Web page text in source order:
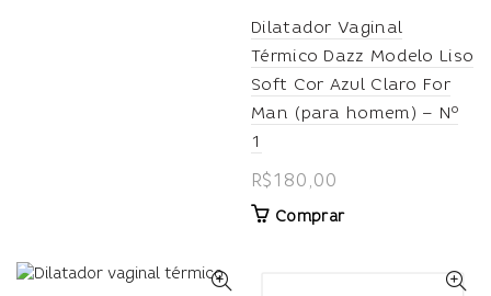
Dilatador Vaginal
Térmico Dazz Modelo Liso
Soft Cor Azul Claro For
Man (para homem) – Nº
1
R$180,00
Comprar